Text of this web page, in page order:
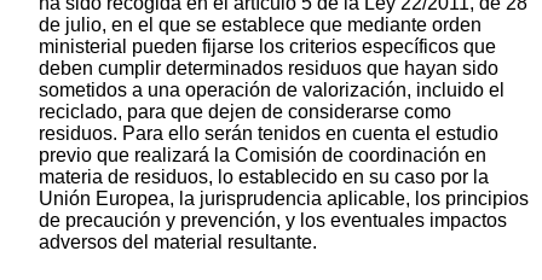
de julio, en el que se establece que mediante orden
ministerial pueden fijarse los criterios específicos que
deben cumplir determinados residuos que hayan sido
sometidos a una operación de valorización, incluido el
reciclado, para que dejen de considerarse como
residuos. Para ello serán tenidos en cuenta el estudio
previo que realizará la Comisión de coordinación en
materia de residuos, lo establecido en su caso por la
Unión Europea, la jurisprudencia aplicable, los principios
de precaución y prevención, y los eventuales impactos
adversos del material resultante.